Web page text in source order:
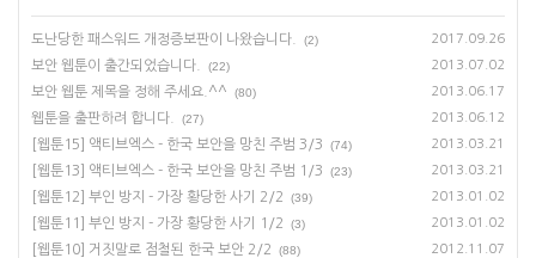
도난당한 패스워드 개정증보판이 나왔습니다. (2) 2017.09.26
보안 웹툰이 출간되었습니다. (22) 2013.07.02
보안 웹툰 제목을 정해 주세요.^^ (80) 2013.06.17
웹툰을 출판하려 합니다. (27) 2013.06.12
[웹툰15] 액티브엑스 - 한국 보안을 망친 주범 3/3 (74) 2013.03.21
[웹툰13] 액티브엑스 - 한국 보안을 망친 주범 1/3 (23) 2013.03.21
[웹툰12] 부인 방지 - 가장 황당한 사기 2/2 (39) 2013.01.02
[웹툰11] 부인 방지 - 가장 황당한 사기 1/2 (3) 2013.01.02
[웹툰10] 거짓말로 점철된 한국 보안 2/2 (88) 2012.11.07